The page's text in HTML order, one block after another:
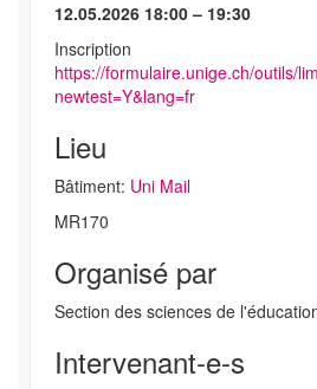
12.05.2026 18:00 – 19:30
https://formulaire.unige.ch/outils/
newtest=Y&lang=fr
Lieu
Bâtiment: Uni Mail
MR170
Organisé par
Section des sciences de
Intervenant-e-s